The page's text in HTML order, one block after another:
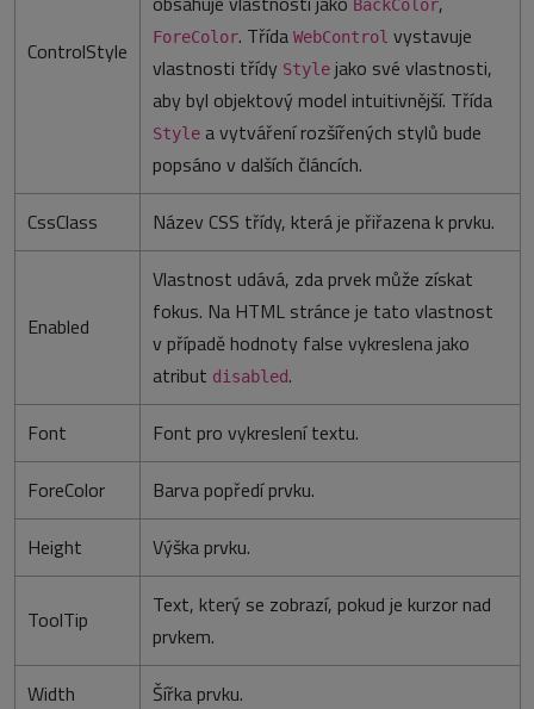
ControlStyle
BackColor
ForeColor. Třída WebControl vystavuje
vlastnosti třídy Style jako své vlastnosti,
aby byl objektový model intuitivnější. Třída
Style a vytváření rozšířených stylů bude
popsáno v dalších článcích.
CssClass
Název CSS třídy, která je přiřazena k prvku.
Enabled
Vlastnost udává, zda prvek může získat
fokus. Na HTML stránce je tato vlastnost
v případě hodnoty false vykreslena jako
atribut disabled.
Font
Font pro vykreslení textu.
ForeColor
Barva popředí prvku.
Height
Výška prvku.
ToolTip
Text, který se zobrazí, pokud je kurzor nad
prvkem.
Width
Šířka prvku.